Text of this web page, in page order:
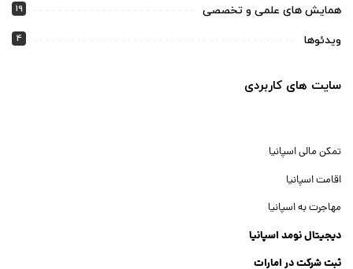
همایش های علمی و تخصصی 19
ویدئوها 4
سایت های کاربردی
تمکن مالی اسپانیا
اقامت اسپانیا
مهاجرت به اسپانیا
دیجیتال نومد اسپانیا
ثبت شرکت در امارات